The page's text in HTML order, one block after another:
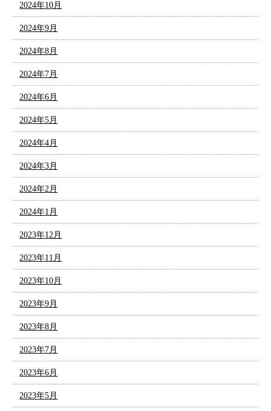
2024年10月
2024年9月
2024年8月
2024年7月
2024年6月
2024年5月
2024年4月
2024年3月
2024年2月
2024年1月
2023年12月
2023年11月
2023年10月
2023年9月
2023年8月
2023年7月
2023年6月
2023年5月